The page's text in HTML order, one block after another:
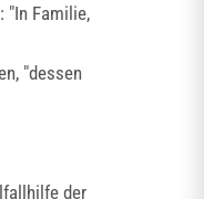
"In Familie,
"dessen
der